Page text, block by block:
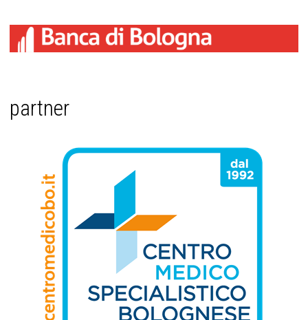
partner